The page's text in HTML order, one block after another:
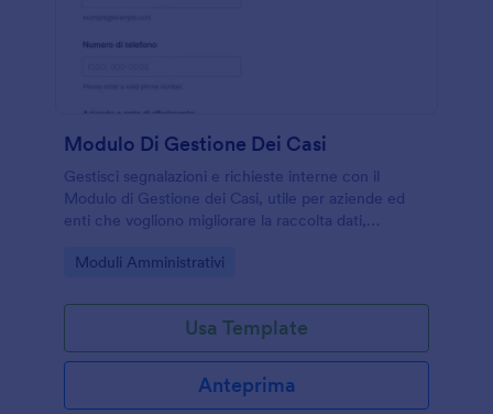
Modulo Di Gestione Dei Casi
Gestisci segnalazioni e richieste interne con il
Modulo di Gestione dei Casi, utile per aziende ed
enti che vogliono migliorare la raccolta dati,
casi con Jotform.
Go to Category:
Moduli Amministrativi
Usa Template
Anteprima